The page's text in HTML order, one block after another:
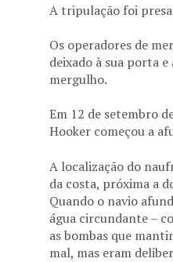
A tripulação foi
Os operadores de
deixado à sua porta
mergulho.
Em 12 de setembro
Hooker começou a
A localização do
da costa, próxima a
Quando o navio
água circundante –
as bombas que
mal, mas eram